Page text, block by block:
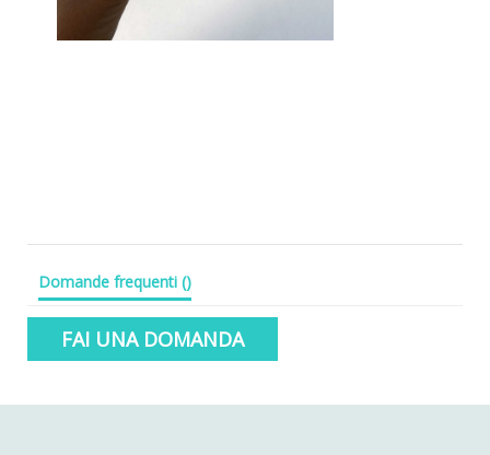
Domande frequenti ()
FAI UNA DOMANDA